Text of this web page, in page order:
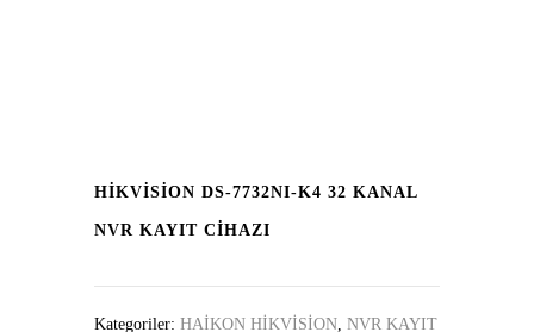
HIKVISION DS-7732NI-K4 32 KANAL
NVR KAYIT CİHAZI
Kategoriler: HAİKON HİKVİSİON, NVR KAYIT